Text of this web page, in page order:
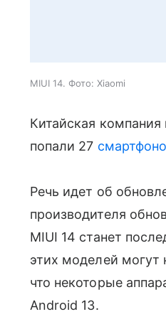
MIUI 14. Фото: Xiaomi
Китайская компания
попали 27
Речь идет об
производителя
MIUI 14 станет
этих моделей могут
что некоторые
Android 13.